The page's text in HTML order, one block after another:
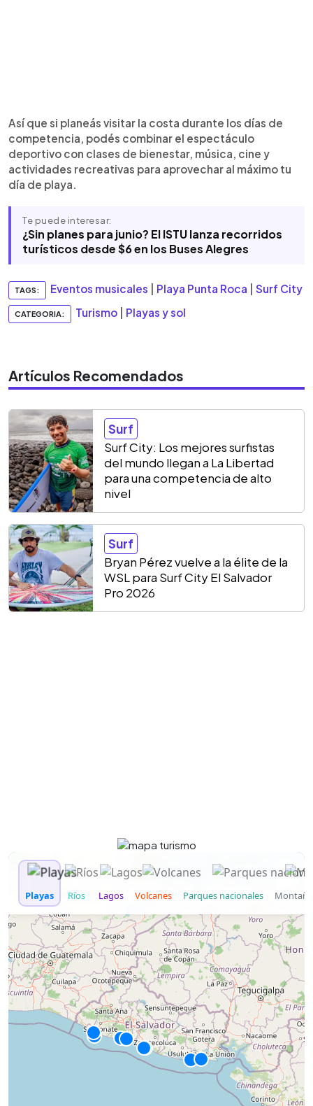
Así que si planeás visitar la costa durante los días de
competencia, podés combinar el espectáculo
deportivo con clases de bienestar, música, cine y
actividades recreativas para aprovechar al máximo tu
día de playa.
Te puede interesar:
¿Sin planes para junio? El ISTU lanza recorridos
turísticos desde $6 en los Buses Alegres
TAGS: Eventos musicales Playa Punta Roca Surf City
CATEGORIA: Turismo Playas y sol
Artículos Recomendados
Surf
Surf City: Los mejores surfistas
del mundo llegan a La Libertad
para una competencia de alto
nivel
Surf
Bryan Pérez vuelve a la élite de la
WSL para Surf City El Salvador
Pro 2026